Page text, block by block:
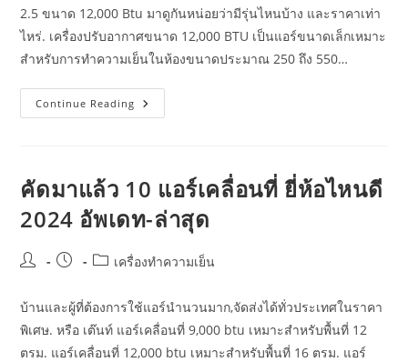
2.5 ขนาด 12,000 Btu มาดูกันหน่อยว่ามีรุ่นไหนบ้าง และราคาเท่า
ไหร่. เครื่องปรับอากาศขนาด 12,000 BTU เป็นแอร์ขนาดเล็กเหมาะ
สำหรับการทำความเย็นในห้องขนาดประมาณ 250 ถึง 550…
Continue Reading แอร์
ติด
Ar12aghqawknst
คัดมาแล้ว 10 แอร์เคลื่อนที่ ยี่ห้อไหนดี
2024 อัพเดท-ล่าสุด
Post
Post
Postเครื่องทำความเย็น
บ้านและผู้ที่ต้องการใช้แอร์นำนวนมาก,จัดส่งได้ทั่วประเทศในราคา
พิเศษ. หรือ เต๊นท์ แอร์เคลื่อนที่ 9,000 btu เหมาะสำหรับพื้นที่ 12
ตรม. แอร์เคลื่อนที่ 12,000 btu เหมาะสำหรับพื้นที่ 16 ตรม. แอร์